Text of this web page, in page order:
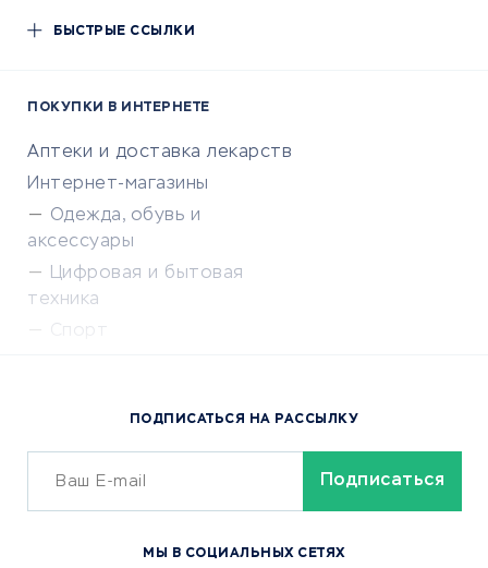
БЫСТРЫЕ ССЫЛКИ
ПОКУПКИ В ИНТЕРНЕТЕ
Аптеки и доставка лекарств
Интернет-магазины
Одежда, обувь и
аксессуары
Цифровая и бытовая
техника
Спорт
Сервисы доставки
ОБУЧЕНИЕ И РАБОТА
ПОДПИСАТЬСЯ НА РАССЫЛКУ
МЫ В СОЦИАЛЬНЫХ СЕТЯХ